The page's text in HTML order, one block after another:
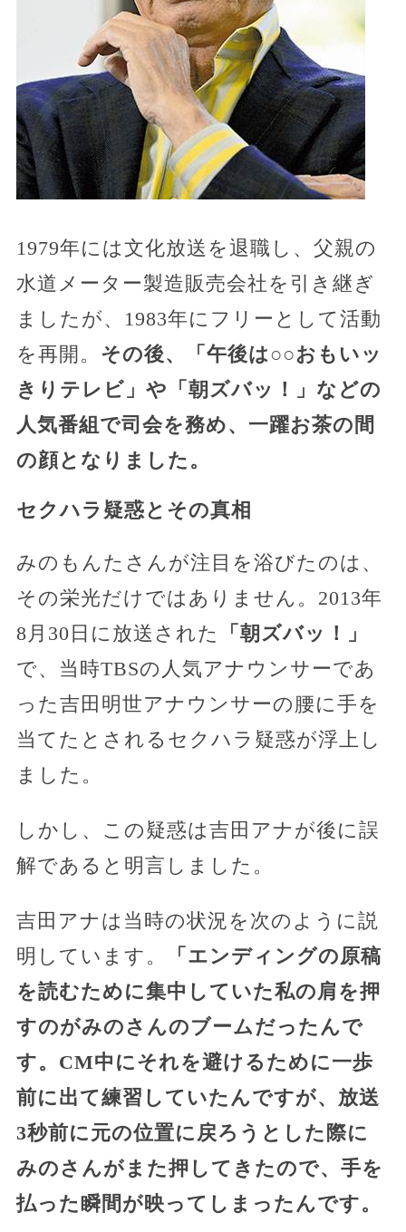
1979年には文化放送を退職し、父親の
水道メーター製造販売会社を引き継ぎ
ましたが、1983年にフリーとして活動
を再開。 その後、「午後は○○おもいッ
きりテレビ」や「朝ズバッ！」などの
人気番組で司会を務め、一躍お茶の間
の顔となりました。
セクハラ疑惑とその真相
みのもんたさんが注目を浴びたのは、
その栄光だけではありません。2013年
8月30日に放送された
「朝ズバッ！」
で、当時TBSの人気アナウンサーであ
った吉田明世アナウンサーの腰に手を
当てたとされるセクハラ疑惑が浮上し
ました。
しかし、この疑惑は吉田アナが後に誤
解であると明言しました。
吉田アナは当時の状況を次のように説
明しています。
「エンディングの原稿
を読むために集中していた私の肩を押
すのがみのさんのブームだったんで
す。CM中にそれを避けるために一歩
前に出て練習していたんですが、放送
3秒前に元の位置に戻ろうとした際に
みのさんがまた押してきたので、手を
払った瞬間が映ってしまったんです。